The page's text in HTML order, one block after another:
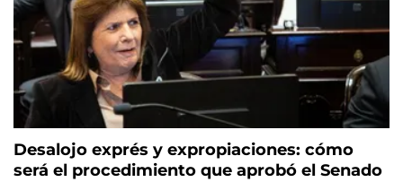
Desalojo exprés y expropiaciones: cómo
será el procedimiento que aprobó el Senado